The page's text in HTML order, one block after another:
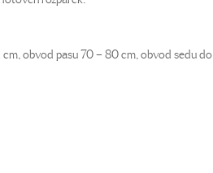
obvod pasu 70 – 80 cm, obvod sedu do